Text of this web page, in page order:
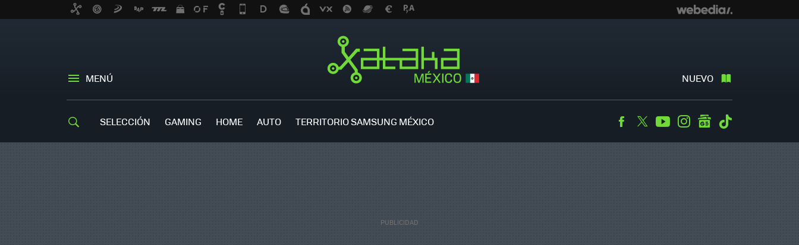
MENÚ NUEVO
SELECCIÓN GAMING HOME AUTO TERRITORIO SAMSUNG MÉXICO Facebook
TwitterYoutubeInstagramgooglenews